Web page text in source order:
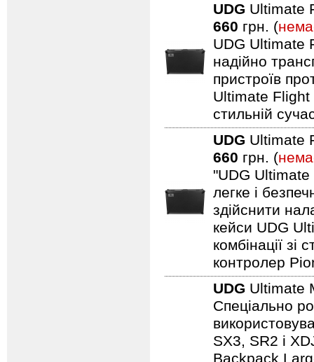
UDG Ultimate
660 грн. (
UDG Ultimate
надійно
пристроїв
Ultimate Flight
стильній
UDG Ultimate
660 грн. (
"UDG
легке і
здійснити
кейси UDG
комбінації
контролер
UDG Ultimate
Спеціально
SX3, SR2 і